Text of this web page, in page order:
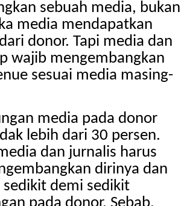
sebuah media, bukan
media mendapatkan
donor. Tapi media dan
wajib mengembangkan
sesuai media masing-
media pada donor
lebih dari 30 persen.
dan jurnalis harus
dirinya dan
sedikit demi sedikit